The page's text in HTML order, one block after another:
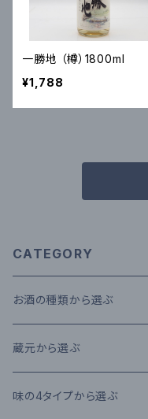
一勝地 （樽）1800ml
¥1,788
CATEGORY
お酒の種類から選ぶ
本格米焼酎
本格芋焼酎
蔵元から選ぶ
大石酒造場
味の4タイプから選ぶ